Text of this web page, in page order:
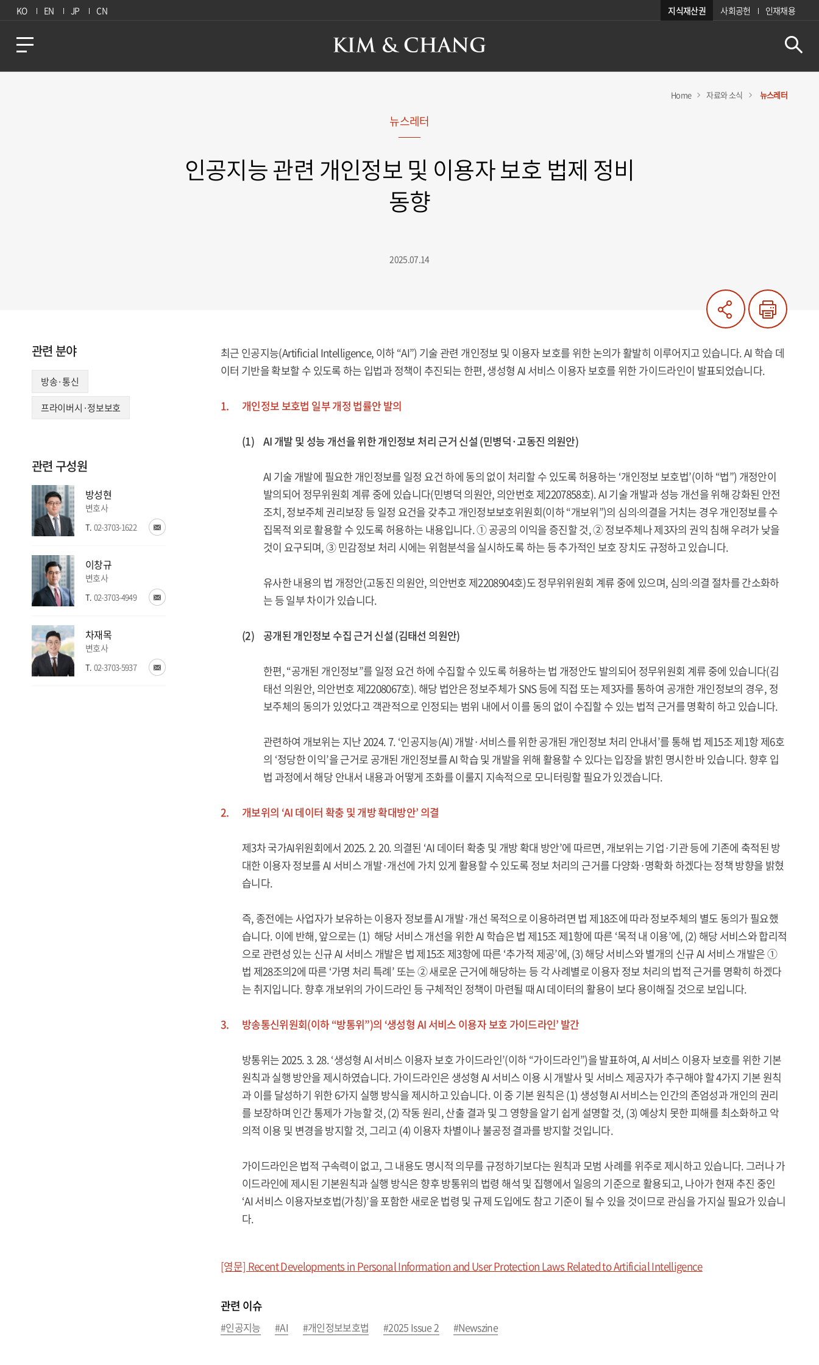
KO EN JP CN 지식재산권 사회공헌 인재채용
Home 자료와 소식 뉴스레터
뉴스레터
인공지능 관련 개인정보 및 이용자 보호 법제 정비
동향
2025.07.14
최근 인공지능(Artificial Intelligence, 이하 “AI”) 기술 관련 개인정보 및 이용자 보호를 위한 논의가 활발히 이루어지고 있습니다. AI 학습 데
이터 기반을 확보할 수 있도록 하는 입법과 정책이 추진되는 한편, 생성형 AI 서비스 이용자 보호를 위한 가이드라인이 발표되었습니다.
1. 개인정보 보호법 일부 개정 법률안 발의
(1) AI 개발 및 성능 개선을 위한 개인정보 처리 근거 신설 (민병덕·고동진 의원안)
AI 기술 개발에 필요한 개인정보를 일정 요건 하에 동의 없이 처리할 수 있도록 허용하는 ‘개인정보 보호법’(이하 “법”) 개정안이
발의되어 정무위원회 계류 중에 있습니다(민병덕 의원안, 의안번호 제2207858호). AI 기술 개발과 성능 개선을 위해 강화된 안전
조치, 정보주체 권리보장 등 일정 요건을 갖추고 개인정보보호위원회(이하 “개보위”)의 심의∙의결을 거치는 경우 개인정보를 수
집목적 외로 활용할 수 있도록 허용하는 내용입니다. ① 공공의 이익을 증진할 것, ② 정보주체나 제3자의 권익 침해 우려가 낮을
것이 요구되며, ③ 민감정보 처리 시에는 위험분석을 실시하도록 하는 등 추가적인 보호 장치도 규정하고 있습니다.
유사한 내용의 법 개정안(고동진 의원안, 의안번호 제2208904호)도 정무위위원회 계류 중에 있으며, 심의∙의결 절차를 간소화하
는 등 일부 차이가 있습니다.
(2) 공개된 개인정보 수집 근거 신설 (김태선 의원안)
한편, “공개된 개인정보”를 일정 요건 하에 수집할 수 있도록 허용하는 법 개정안도 발의되어 정무위원회 계류 중에 있습니다(김
태선 의원안, 의안번호 제2208067호). 해당 법안은 정보주체가 SNS 등에 직접 또는 제3자를 통하여 공개한 개인정보의 경우, 정
보주체의 동의가 있었다고 객관적으로 인정되는 범위 내에서 이를 동의 없이 수집할 수 있는 법적 근거를 명확히 하고 있습니다.
관련하여 개보위는 지난 2024. 7. ‘인공지능(AI) 개발·서비스를 위한 공개된 개인정보 처리 안내서’를 통해 법 제15조 제1항 제6호
의 ‘정당한 이익’을 근거로 공개된 개인정보를 AI 학습 및 개발을 위해 활용할 수 있다는 입장을 밝힌 명시한 바 있습니다. 향후 입
법 과정에서 해당 안내서 내용과 어떻게 조화를 이룰지 지속적으로 모니터링할 필요가 있겠습니다.
2. 개보위의 ‘AI 데이터 확충 및 개방 확대방안’ 의결
제3차 국가AI위원회에서 2025. 2. 20. 의결된 ‘AI 데이터 확충 및 개방 확대 방안’에 따르면, 개보위는 기업·기관 등에 기존에 축적된 방
대한 이용자 정보를 AI 서비스 개발·개선에 가치 있게 활용할 수 있도록 정보 처리의 근거를 다양화·명확화 하겠다는 정책 방향을 밝혔
습니다.
즉, 종전에는 사업자가 보유하는 이용자 정보를 AI 개발·개선 목적으로 이용하려면 법 제18조에 따라 정보주체의 별도 동의가 필요했
습니다. 이에 반해, 앞으로는 (1) 해당 서비스 개선을 위한 AI 학습은 법 제15조 제1항에 따른 ‘목적 내 이용’에, (2) 해당 서비스와 합리적
으로 관련성 있는 신규 AI 서비스 개발은 법 제15조 제3항에 따른 ‘추가적 제공’에, (3) 해당 서비스와 별개의 신규 AI 서비스 개발은 ①
법 제28조의2에 따른 ‘가명 처리 특례’ 또는 ② 새로운 근거에 해당하는 등 각 사례별로 이용자 정보 처리의 법적 근거를 명확히 하겠다
는 취지입니다. 향후 개보위의 가이드라인 등 구체적인 정책이 마련될 때 AI 데이터의 활용이 보다 용이해질 것으로 보입니다.
3. 방송통신위원회(이하 “방통위”)의 ‘생성형 AI 서비스 이용자 보호 가이드라인’ 발간
방통위는 2025. 3. 28. ‘생성형 AI 서비스 이용자 보호 가이드라인’(이하 “가이드라인”)을 발표하여, AI 서비스 이용자 보호를 위한 기본
원칙과 실행 방안을 제시하였습니다. 가이드라인은 생성형 AI 서비스 이용 시 개발사 및 서비스 제공자가 추구해야 할 4가지 기본 원칙
과 이를 달성하기 위한 6가지 실행 방식을 제시하고 있습니다. 이 중 기본 원칙은 (1) 생성형 AI 서비스는 인간의 존엄성과 개인의 권리
를 보장하며 인간 통제가 가능할 것, (2) 작동 원리, 산출 결과 및 그 영향을 알기 쉽게 설명할 것, (3) 예상치 못한 피해를 최소화하고 악
의적 이용 및 변경을 방지할 것, 그리고 (4) 이용자 차별이나 불공정 결과를 방지할 것입니다.
가이드라인은 법적 구속력이 없고, 그 내용도 명시적 의무를 규정하기보다는 원칙과 모범 사례를 위주로 제시하고 있습니다. 그러나 가
이드라인에 제시된 기본원칙과 실행 방식은 향후 방통위의 법령 해석 및 집행에서 일응의 기준으로 활용되고, 나아가 현재 추진 중인
‘AI 서비스 이용자보호법(가칭)’을 포함한 새로운 법령 및 규제 도입에도 참고 기준이 될 수 있을 것이므로 관심을 가지실 필요가 있습니
다.
[영문] Recent Developments in Personal Information and User Protection Laws Related to Artificial Intelligence
관련 이슈
#인공지능 #AI #개인정보보호법 #2025 Issue 2 #Newszine
관련 분야
방송·통신
프라이버시·정보보호
관련 구성원
방성현
변호사
T. 02-3703-1622
이창규
변호사
T. 02-3703-4949
차재목
변호사
T. 02-3703-5937